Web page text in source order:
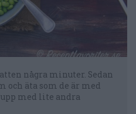
några minuter. Sedan
och äta som de är med
med lite andra